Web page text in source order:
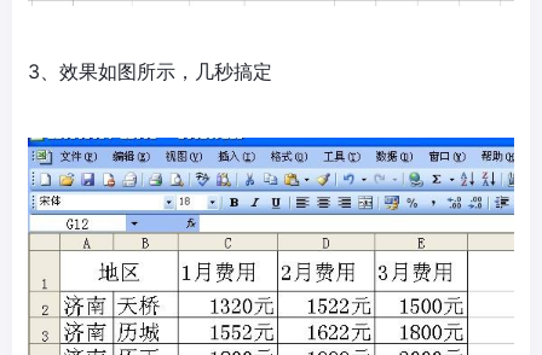
3、效果如图所示，几秒搞定